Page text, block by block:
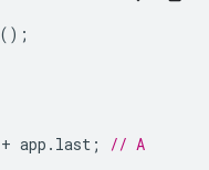
();
+ app . last ;
// A